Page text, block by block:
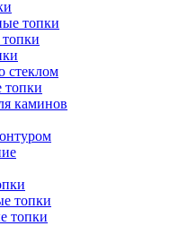
топки
стеклом
топки
каминов
топки
топки